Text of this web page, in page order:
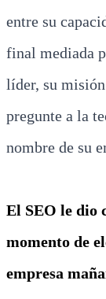
entre su
final mediada
líder, su
pregunte a la
nombre de su
El SEO le dio
momento de
empresa